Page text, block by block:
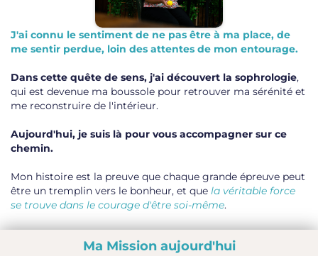
J'ai connu le sentiment de ne pas être à ma place, de
me sentir perdue, loin des attentes de mon entourage.
Dans cette quête de sens, j'ai découvert la sophrologie,
qui est devenue ma boussole pour retrouver ma sérénité et
me reconstruire de l'intérieur.
Aujourd'hui, je suis là pour vous accompagner sur ce
chemin.
Mon histoire est la preuve que chaque grande épreuve peut
être un tremplin vers le bonheur, et que la véritable force
se trouve dans le courage d'être soi-même.
Ma Mission aujourd'hui